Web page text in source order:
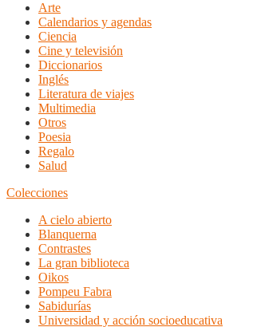
Arte
Calendarios y agendas
Ciencia
Cine y televisión
Diccionarios
Inglés
Literatura de viajes
Multimedia
Otros
Poesia
Regalo
Salud
Colecciones
A cielo abierto
Blanquerna
Contrastes
La gran biblioteca
Oikos
Pompeu Fabra
Sabidurías
Universidad y acción socioeducativa